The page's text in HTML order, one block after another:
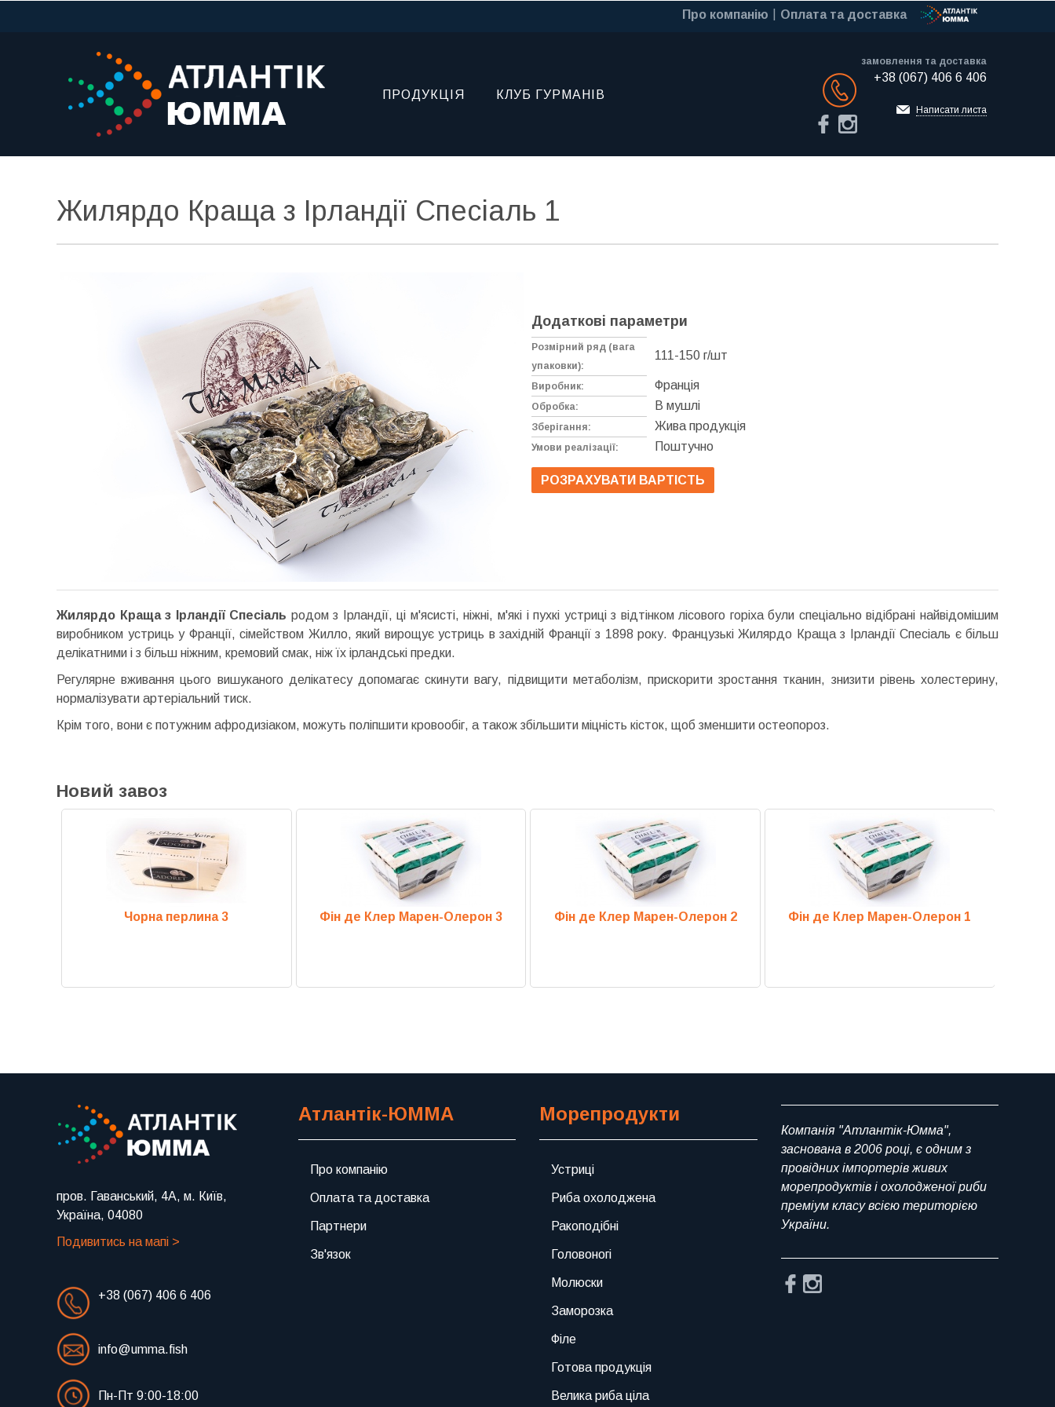
Про компанію Оплата та доставка
ПРОДУКЦІЯ КЛУБ ГУРМАНІВ
замовлення та доставка
+38 (067) 406 6 406
Обратный звонок Написати листа
Жилярдо Краща з Ірландії Спесіаль 1
Додаткові параметри
Розмірний ряд (вага
упаковки):
111-150 г/шт
Виробник: Франція
Обробка: В мушлі
Зберігання: Жива продукція
Умови реалізації: Поштучно
РОЗРАХУВАТИ ВАРТІСТЬ
Жилярдо Краща з Ірландії Спесіаль родом з Ірландії, ці м'ясисті, ніжні, м'які і пухкі устриці з відтінком лісового горіха були спеціально відібрані найвідомішим
виробником устриць у Франції, сімейством Жилло, який вирощує устриць в західній Франції з 1898 року. Французькі Жилярдо Краща з Ірландії Спесіаль є більш
делікатними і з більш ніжним, кремовий смак, ніж їх ірландські предки.
Регулярне вживання цього вишуканого делікатесу допомагає скинути вагу, підвищити метаболізм, прискорити зростання тканин, знизити рівень холестерину,
нормалізувати артеріальний тиск.
Крім того, вони є потужним афродизіаком, можуть поліпшити кровообіг, а також збільшити міцність кісток, щоб зменшити остеопороз.
Новий завоз
Чорна перлина 3 Фін де Клер Марен-Олерон 3 Фін де Клер Марен-Олерон 2 Фін де Клер Марен-Олерон 1
пров. Гаванський, 4А, м. Київ,
Україна, 04080
Подивитись на мапі >
+38 (067) 406 6 406
info@umma.fish
Пн-Пт 9:00-18:00
Атлантік-ЮММА
Про компанію
Оплата та доставка
Партнери
Зв'язок
Морепродукти
Устриці
Риба охолоджена
Ракоподібні
Головоногі
Молюски
Заморозка
Філе
Готова продукція
Велика риба ціла
Компанія "Атлантік-Юмма",
заснована в 2006 році, є одним з
провідних імпортерів живих
морепродуктів і охолодженої риби
преміум класу всією територією
України.